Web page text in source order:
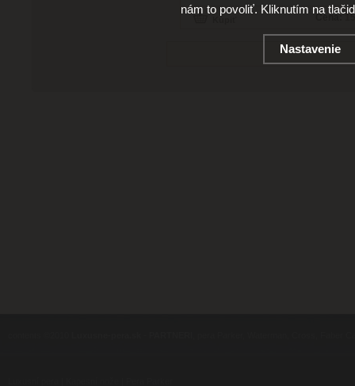
Cena:
nám to povoliť. Kliknutím na
Nastavenie